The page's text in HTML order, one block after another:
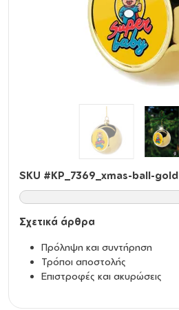
SKU #KP_7369_xmas-ball-gold
Σχετικά άρθρα
Πρόληψη και συντήρηση
Τρόποι αποστολής
Επιστροφές και ακυρώσεις